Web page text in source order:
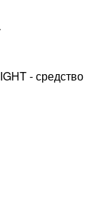
- средство